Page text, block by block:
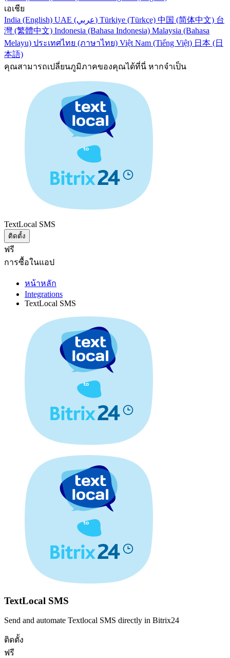
เอเชีย
India (English)
UAE (عربي) Türkiye (Türkçe) 中国 (简体中文) 台
灣 (繁體中文) Indonesia (Bahasa Indonesia) Malaysia (Bahasa
Melayu) ประเทศไทย (ภาษาไทย) Việt Nam (Tiếng Việt) 日本 (日
本語)
คุณสามารถเปลี่ยนภูมิภาคของคุณได้ที่นี่ หากจำเป็น
TextLocal SMS
ติดตั้ง
ฟรี
การซื้อในแอป
หน้าหลัก
Integrations
TextLocal SMS
TextLocal SMS
Send and automate Textlocal SMS directly in Bitrix24
ติดตั้ง
ฟรี